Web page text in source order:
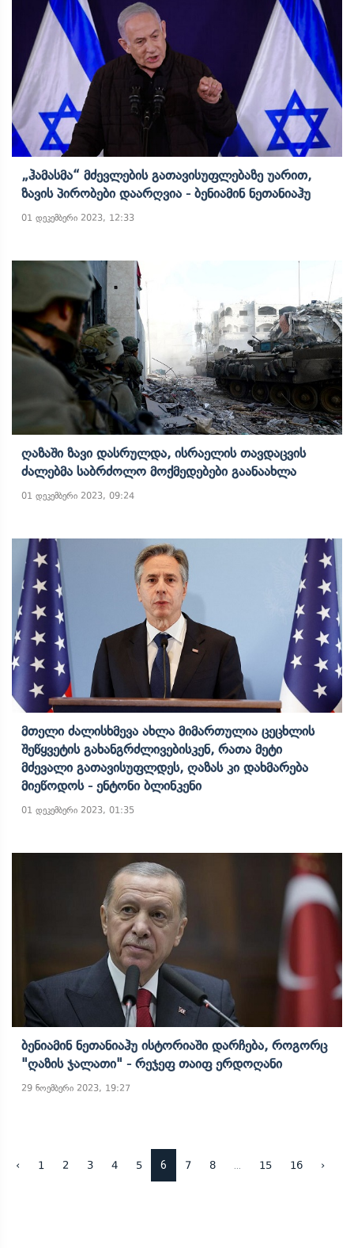
„ჰამასმა“ Მძევლების Გათავისუფლებაზე Უარით,
Ზავის Პირობები Დაარღვია - Ბენიამინ Ნეთანიაჰუ
01 დეკემბერი 2023, 12:33
Ღაზაში Ზავი Დასრულდა, Ისრაელის Თავდაცვის
Ძალებმა Საბრძოლო Მოქმედებები Გაანაახლა
01 დეკემბერი 2023, 09:24
Მთელი Ძალისხმევა Ახლა Მიმართულია Ცეცხლის
Შეწყვეტის Გახანგრძლივებისკენ, Რათა Მეტი
Მძევალი Გათავისუფლდეს, Ღაზას Კი Დახმარება
Მიეწოდოს - Ენტონი Ბლინკენი
01 დეკემბერი 2023, 01:35
Ბენიამინ Ნეთანიაჰუ Ისტორიაში Დარჩება, Როგორც
"ღაზის Ჯალათი" - Რეჯეფ Თაიფ Ერდოღანი
29 ნოემბერი 2023, 19:27
‹ 1 2 3 4 5 6 7 8 15 16 ›